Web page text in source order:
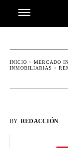
INICIO MERCADO
INMOBILIARIAS
BY REDACCIÓN